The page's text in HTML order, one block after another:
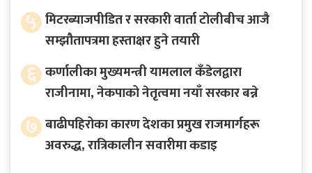
५ मिटरब्याजपीडित र सरकारी वार्ता टोलीबीच आजै
सम्झौतापत्रमा हस्ताक्षर हुने तयारी
६ कर्णालीका मुख्यमन्त्री यामलाल कँडेलद्वारा
राजीनामा, नेकपाको नेतृत्वमा नयाँ सरकार बन्ने
७ बाढीपहिरोका कारण देशका प्रमुख राजमार्गहरू
अवरुद्ध, रात्रिकालीन सवारीमा कडाइ